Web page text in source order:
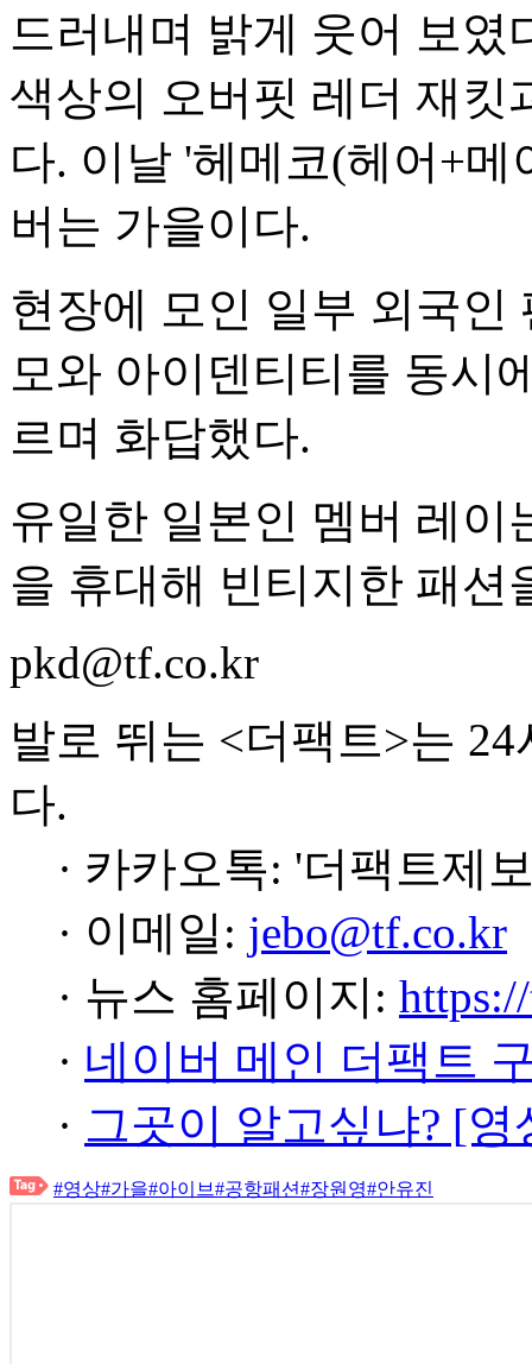
드러내며 밝게 웃어 보였
색상의 오버핏 레더 재킷
다. 이날 '헤메코(헤어+
버는 가을이다.
현장에 모인 일부 외국인
모와 아이덴티티를 동시
르며 화답했다.
유일한 일본인 멤버 레이
을 휴대해 빈티지한 패션
pkd@tf.co.kr
발로 뛰는 <더팩트>는
다.
· 카카오톡: '더팩트제
· 이메일: jebo@tf.co.kr
· 뉴스 홈페이지:
· 네이버 메인 더팩트
· 그곳이 알고싶냐? [
#영상#가을#아이브#공항패션#장원영#안유진